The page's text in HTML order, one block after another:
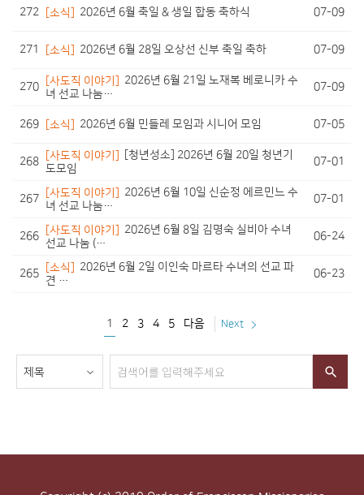
272 [소식] 2026년 6월 축일 & 생일 합동 축하식 07-09
271 [소식] 2026년 6월 28일 오상선 신부 축일 축하 07-09
270 [사도직 이야기] 2026년 6월 21일 노재복 베로니카 수
녀 선교 나눔…
07-09
269 [소식] 2026년 6월 민들레 모임과 시니어 모임 07-05
268 [사도직 이야기]
[청년성소] 2026년 6월 20일 청년기
도모임
07-01
267 [사도직 이야기] 2026년 6월 10일 신순정 에르민느 수
녀 선교 나눔…
07-01
266 [사도직 이야기] 2026년 6월 8일 김명숙 실비아 수녀
선교 나눔 (…
06-24
265 [소식] 2026년 6월 2일 이인숙 마르타 수녀의 선교 파
견 …
06-23
1 2 3 4 5 다음